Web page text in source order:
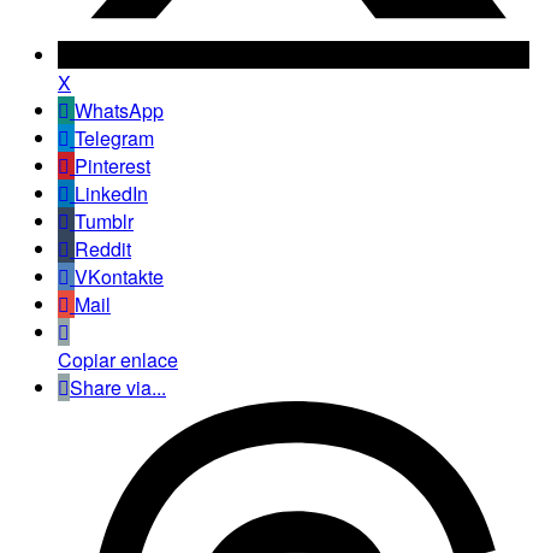
X
WhatsApp
Telegram
Pinterest
LinkedIn
Tumblr
Reddit
VKontakte
Mail
Copiar enlace
Share via...